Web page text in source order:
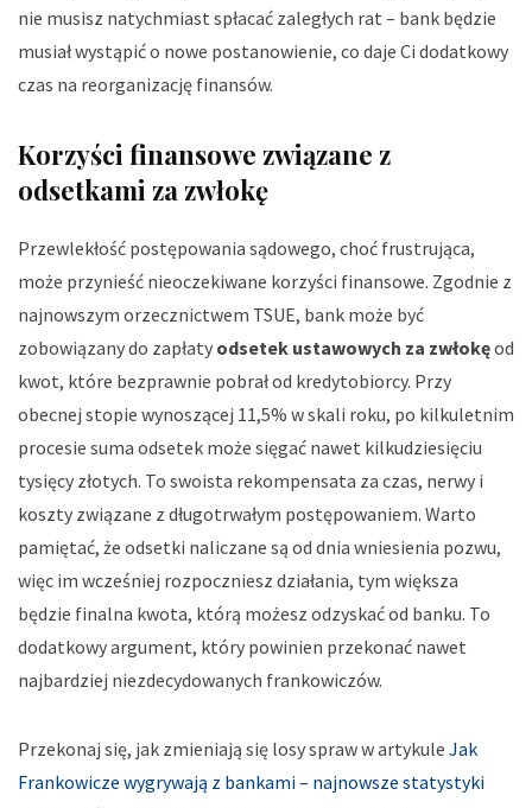
nie musisz natychmiast spłacać zaległych rat – bank będzie
musiał wystąpić o nowe postanowienie, co daje Ci dodatkowy
czas na reorganizację finansów.
Korzyści finansowe związane z
odsetkami za zwłokę
Przewlekłość postępowania sądowego, choć frustrująca,
może przynieść nieoczekiwane korzyści finansowe. Zgodnie z
najnowszym orzecznictwem TSUE, bank może być
zobowiązany do zapłaty odsetek ustawowych za zwłokęod
kwot, które bezprawnie pobrał od kredytobiorcy. Przy
obecnej stopie wynoszącej 11,5% w skali roku, po kilkuletnim
procesie suma odsetek może sięgać nawet kilkudziesięciu
tysięcy złotych. To swoista rekompensata za czas, nerwy i
koszty związane z długotrwałym postępowaniem. Warto
pamiętać, że odsetki naliczane są od dnia wniesienia pozwu,
więc im wcześniej rozpoczniesz działania, tym większa
będzie finalna kwota, którą możesz odzyskać od banku. To
dodatkowy argument, który powinien przekonać nawet
najbardziej niezdecydowanych frankowiczów.
Przekonaj się, jak zmieniają się losy spraw w artykule Jak
Frankowicze wygrywają z bankami – najnowsze statystyki